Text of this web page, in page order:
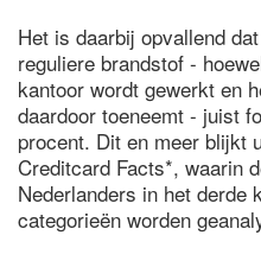
Het is daarbij opvallend
reguliere brandstof -
kantoor wordt gewerkt en
daardoor toeneemt - juist
procent. Dit en meer blijkt
Creditcard Facts*, waarin
Nederlanders in het derde
categorieën worden